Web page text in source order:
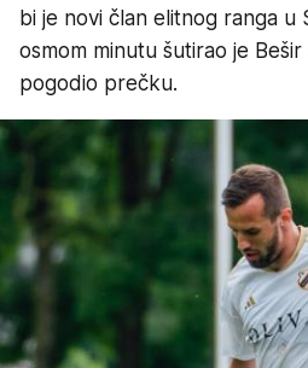
bi je novi član elitnog ranga u
osmom minutu šutirao je Bešir
pogodio prečku.